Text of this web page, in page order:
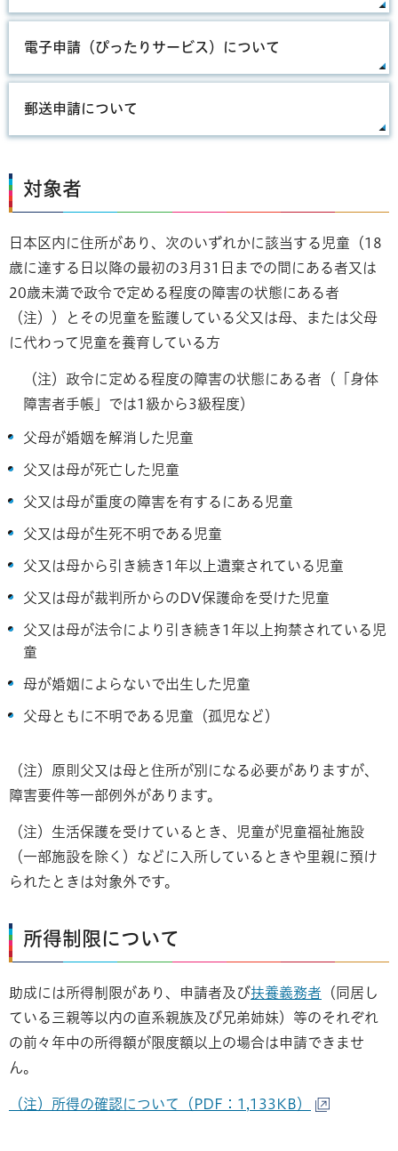
電子申請（ぴったりサービス）について
郵送申請について
対象者
日本区内に住所があり、次のいずれかに該当する児童（18
歳に達する日以降の最初の3月31日までの間にある者又は
20歳未満で政令で定める程度の障害の状態にある者
（注））とその児童を監護している父又は母、または父母
に代わって児童を養育している方
（注）政令に定める程度の障害の状態にある者（「身体
障害者手帳」では1級から3級程度）
父母が婚姻を解消した児童
父又は母が死亡した児童
父又は母が重度の障害を有するにある児童
父又は母が生死不明である児童
父又は母から引き続き1年以上遺棄されている児童
父又は母が裁判所からのDV保護命を受けた児童
父又は母が法令により引き続き1年以上拘禁されている児
童
母が婚姻によらないで出生した児童
父母ともに不明である児童（孤児など）
（注）原則父又は母と住所が別になる必要がありますが、
障害要件等一部例外があります。
（注）生活保護を受けているとき、児童が児童福祉施設
（一部施設を除く）などに入所しているときや里親に預け
られたときは対象外です。
所得制限について
助成には所得制限があり、申請者及び扶養義務者 （同居し
ている三親等以内の直系親族及び兄弟姉妹）等のそれぞれ
の前々年中の所得額が限度額以上の場合は申請できませ
ん。
（注）所得の確認について（PDF：1,133KB）